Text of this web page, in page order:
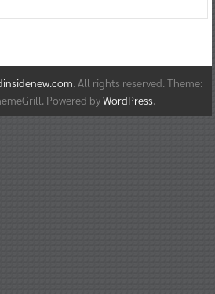
. All rights reserved. Theme:
Powered byWordPress.